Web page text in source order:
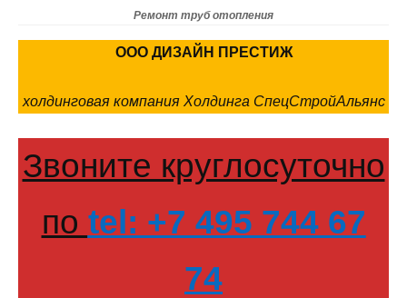
Ремонт труб отопления
ООО ДИЗАЙН ПРЕСТИЖ
холдинговая компания Холдинга СпецСтройАльянс
Звоните круглосуточно
по tel: +7 495 744 67
74